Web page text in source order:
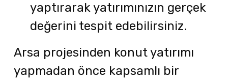
yaptırarak yatırımınızın gerçek
değerini tespit edebilirsiniz.
Arsa projesinden konut yatırımı
yapmadan önce kapsamlı bir